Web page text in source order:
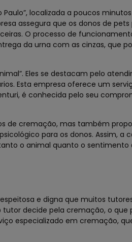
localizada a poucos
assegura que os donos de
O processo de
da urna com as cinzas, que
Eles se destacam pelo
Esta empresa oferece um
é conhecida pelo seu
de cremação, mas também
para os donos. Assim, a
o animal quanto o sentimento
e digna que muitos
decide pela cremação, o que
especializado em cremação,